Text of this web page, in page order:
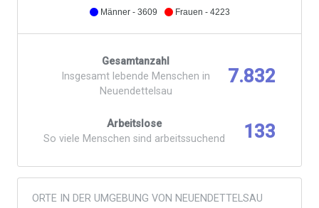
Männer - 3609 Frauen - 4223
Gesamtanzahl
Insgesamt lebende Menschen in
Neuendettelsau
7.832
Arbeitslose
So viele Menschen sind arbeitssuchend
133
ORTE IN DER UMGEBUNG VON NEUENDETTELSAU